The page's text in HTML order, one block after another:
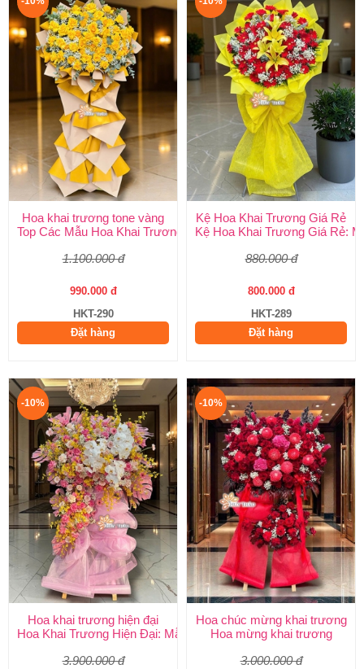
Hoa khai trương tone vàng
Top Các Mẫu Hoa Khai Trương Tone Vàng Đẹp, Sang Trọng,
1.100.000 đ
990.000 đ
HKT-290
Đặt hàng
Kệ Hoa Khai Trương Giá Rẻ
Kệ Hoa Khai Trương Giá Rẻ:
880.000 đ
800.000 đ
HKT-289
Đặt hàng
-10%
Hoa khai trương hiện đại
Hoa Khai Trương Hiện Đại: Mẫu Đẹp, Sang Trọng & Giao Nhanh
3.900.000 đ
-10%
Hoa chúc mừng khai trương
Hoa mừng khai trương
3.000.000 đ